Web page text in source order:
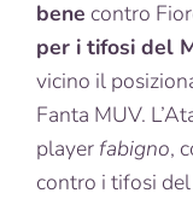
bene contro
per i tifosi del
vicino il
Fanta MUV.
player fabigno,
contro i tifosi